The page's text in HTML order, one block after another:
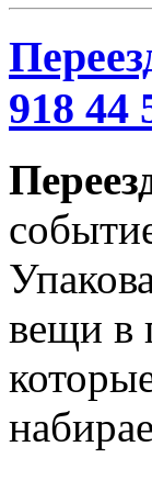
918 44
вещи в